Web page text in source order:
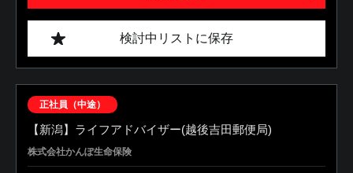
検討中リストに保存
正社員（中途）
【新潟】ライフアドバイザー(越後吉田郵便局)
株式会社かんぽ生命保険